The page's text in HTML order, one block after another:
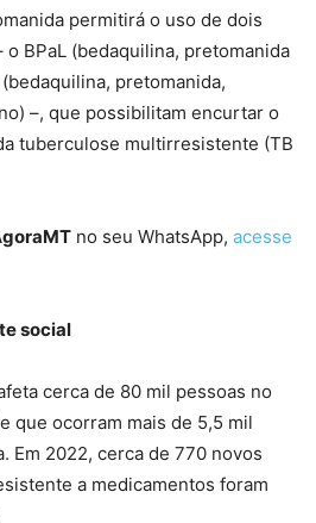
permitirá o uso de dois
BPaL (bedaquilina, pretomanida
pretomanida,
–, que possibilitam encurtar o
tuberculose multirresistente (TB
no seu WhatsApp, acesse
social
cerca de 80 mil pessoas no
que ocorram mais de 5,5 mil
Em 2022, cerca de 770 novos
a medicamentos foram